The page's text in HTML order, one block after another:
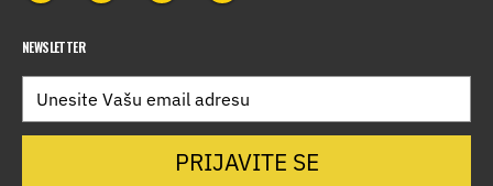
NEWSLETTER
PRIJAVITE SE